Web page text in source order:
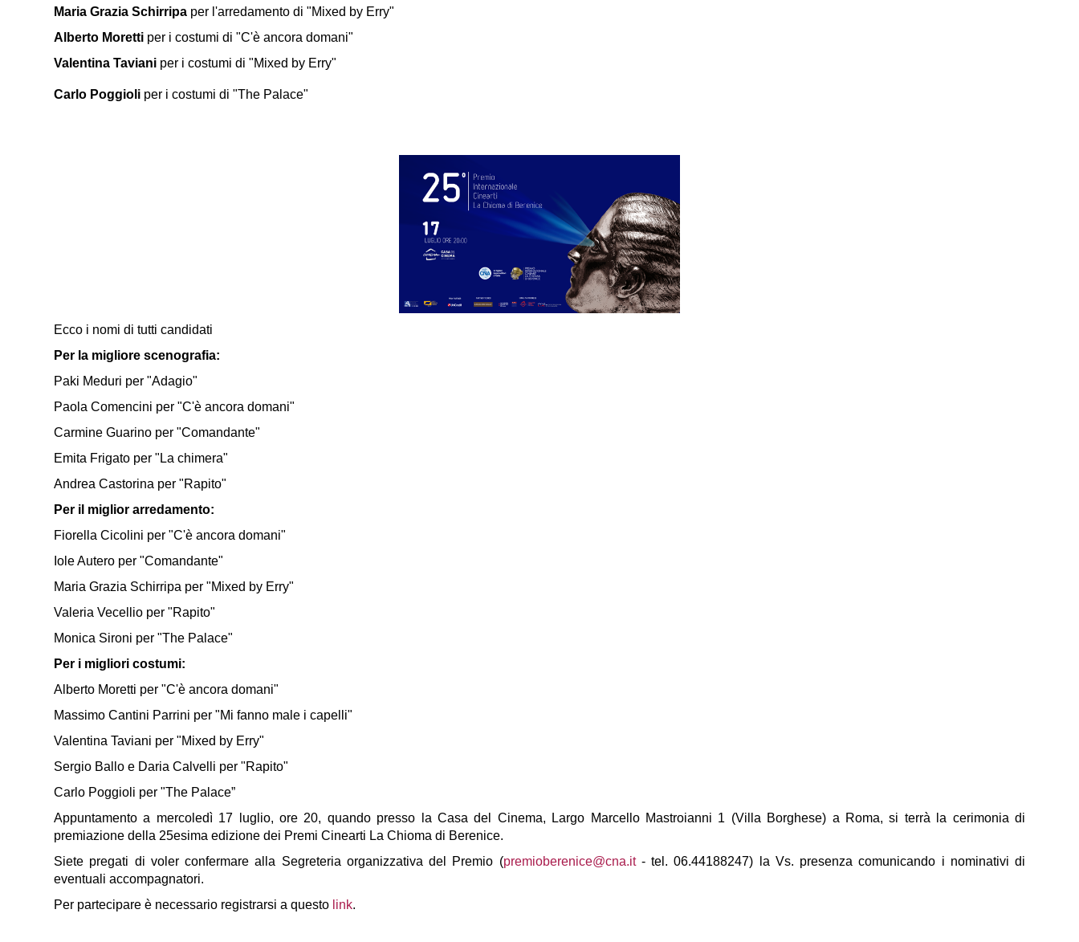
Maria Grazia Schirripa per l'arredamento di "Mixed by Erry"
Alberto Moretti per i costumi di "C'è ancora domani"
Valentina Taviani per i costumi di "Mixed by Erry"
Carlo Poggioli per i costumi di "The Palace"
Ecco i nomi di tutti candidati
Per la migliore scenografia:
Paki Meduri per "Adagio"
Paola Comencini per "C'è ancora domani"
Carmine Guarino per "Comandante"
Emita Frigato per "La chimera"
Andrea Castorina per "Rapito"
Per il miglior arredamento:
Fiorella Cicolini per "C'è ancora domani"
Iole Autero per "Comandante"
Maria Grazia Schirripa per "Mixed by Erry"
Valeria Vecellio per "Rapito"
Monica Sironi per "The Palace"
Per i migliori costumi:
Alberto Moretti per "C'è ancora domani"
Massimo Cantini Parrini per "Mi fanno male i capelli"
Valentina Taviani per "Mixed by Erry"
Sergio Ballo e Daria Calvelli per "Rapito"
Carlo Poggioli per "The Palace”
Appuntamento a mercoledì 17 luglio, ore 20, quando presso la Casa del Cinema, Largo Marcello Mastroianni 1 (Villa Borghese) a Roma, si terrà la cerimonia di
premiazione della 25esima edizione dei Premi Cinearti La Chioma di Berenice.
Siete pregati di voler confermare alla Segreteria organizzativa del Premio (premioberenice@cna.it- tel. 06.44188247) la Vs. presenza comunicando i nominativi di
eventuali accompagnatori.
Per partecipare è necessario registrarsi a questo link.